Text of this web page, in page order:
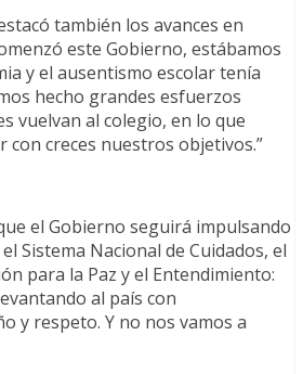
también los avances en
este Gobierno, estábamos
y el ausentismo escolar tenía
hecho grandes esfuerzos
vuelvan al colegio, en lo que
con creces nuestros objetivos.”
el Gobierno seguirá impulsando
Sistema Nacional de Cuidados, el
para la Paz y el Entendimiento:
al país con
y respeto. Y no nos vamos a